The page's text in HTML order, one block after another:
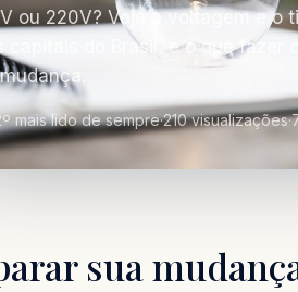
ou 220V? Veja a voltagem e o
capitais do Brasil, e o que fazer
mais lido de sempre·210 visualizações·
sua